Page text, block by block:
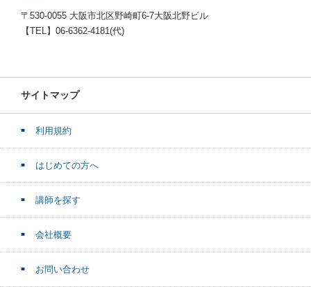
〒530-0055 大阪市北区野崎町6-7大阪北野ビル
【TEL】06-6362-4181(代)
サイトマップ
利用規約
はじめての方へ
講師を探す
会社概要
お問い合わせ